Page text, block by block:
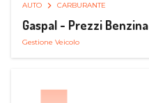
AUTO CARBURANTE
Gaspal - Prezzi Benzina
Gestione Veicolo